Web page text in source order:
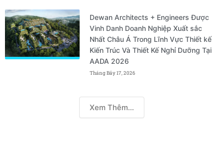
Dewan Architects + Engineers Được
Vinh Danh Doanh Nghiệp Xuất sắc
Nhất Châu Á Trong Lĩnh Vực Thiết kế
Kiến Trúc Và Thiết Kế Nghỉ Dưỡng Tại
AADA 2026
Tháng Bảy 17, 2026
Xem Thêm...